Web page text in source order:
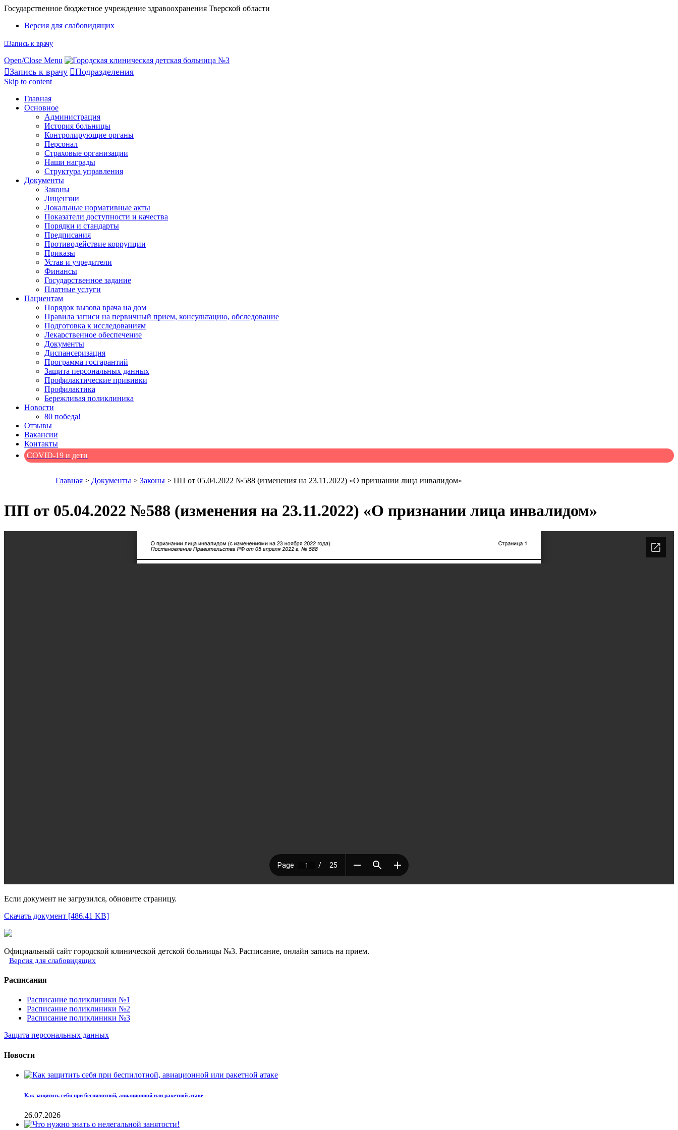
Государственное бюджетное учреждение здравоохранения Тверской области
Версия для слабовидящих
Запись к врачу
Open/Close Menu
Запись к врачу Подразделения
Skip to content
Главная
Основное
Администрация
История больницы
Контролирующие органы
Персонал
Страховые организации
Наши награды
Структура управления
Документы
Законы
Лицензии
Локальные нормативные акты
Показатели доступности и качества
Порядки и стандарты
Предписания
Противодействие коррупции
Приказы
Устав и учредители
Финансы
Государственное задание
Платные услуги
Пациентам
Порядок вызова врача на дом
Правила записи на первичный прием, консультацию, обследование
Подготовка к исследованиям
Лекарственное обеспечение
Документы
Диспансеризация
Программа госгарантий
Защита персональных данных
Профилактические прививки
Профилактика
Бережливая поликлиника
Новости
80 победа!
Отзывы
Вакансии
Контакты
COVID-19 и дети
Главная > Документы > Законы > ПП от 05.04.2022 №588 (изменения на 23.11.2022) «О признании лица инвалидом»
ПП от 05.04.2022 №588 (изменения на 23.11.2022) «О признании лица инвалидом»
Если документ не загрузился, обновите страницу.
Скачать документ [486.41 KB]
Официальный сайт городской клинической детской больницы №3. Расписание, онлайн запись на прием.
Версия для слабовидящих
Расписания
Расписание поликлиники №1
Расписание поликлиники №2
Расписание поликлиники №3
Защита персональных данных
Новости
Как защитить себя при беспилотной, авиационной или ракетной атаке
26.07.2026